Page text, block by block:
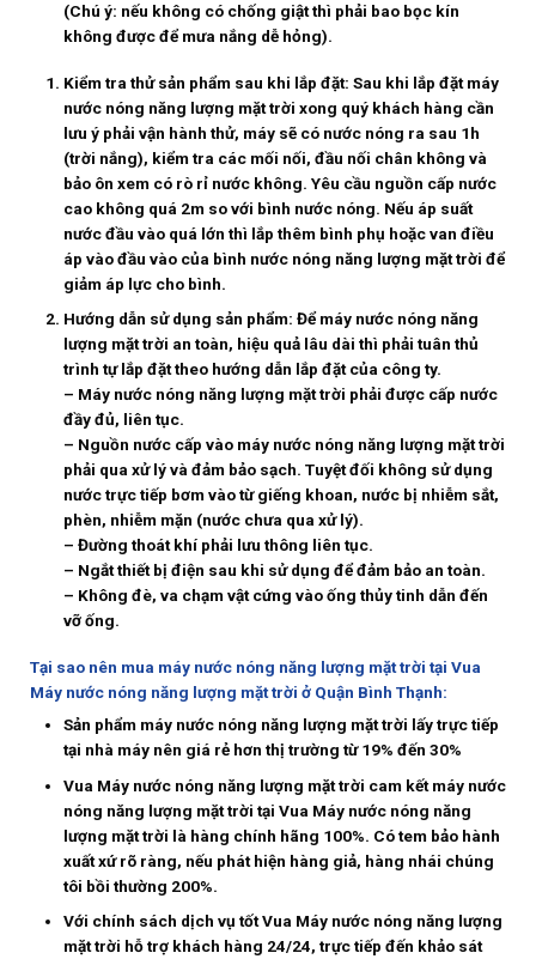
(Chú ý: nếu không có chống giật thì phải bao bọc kín
không được để mưa nắng dễ hỏng).
Kiểm tra thử sản phẩm sau khi lắp đặt: Sau khi lắp đặt máy
nước nóng năng lượng mặt trời xong quý khách hàng cần
lưu ý phải vận hành thử, máy sẽ có nước nóng ra sau 1h
(trời nắng), kiểm tra các mối nối, đầu nối chân không và
bảo ôn xem có rò rỉ nước không. Yêu cầu nguồn cấp nước
cao không quá 2m so với bình nước nóng. Nếu áp suất
nước đầu vào quá lớn thì lắp thêm bình phụ hoặc van điều
áp vào đầu vào của bình nước nóng năng lượng mặt trời để
giảm áp lực cho bình.
Hướng dẫn sử dụng sản phẩm: Để máy nước nóng năng
lượng mặt trời an toàn, hiệu quả lâu dài thì phải tuân thủ
trình tự lắp đặt theo hướng dẫn lắp đặt của công ty.
– Máy nước nóng năng lượng mặt trời phải được cấp nước
đầy đủ, liên tục.
– Nguồn nước cấp vào máy nước nóng năng lượng mặt trời
phải qua xử lý và đảm bảo sạch. Tuyệt đối không sử dụng
nước trực tiếp bơm vào từ giếng khoan, nước bị nhiễm sắt,
phèn, nhiễm mặn (nước chưa qua xử lý).
– Đường thoát khí phải lưu thông liên tục.
– Ngắt thiết bị điện sau khi sử dụng để đảm bảo an toàn.
– Không đè, va chạm vật cứng vào ống thủy tinh dẫn đến
vỡ ống.
Tại sao nên mua máy nước nóng năng lượng mặt trời tại Vua
Máy nước nóng năng lượng mặt trời ở Quận Bình Thạnh:
Sản phẩm máy nước nóng năng lượng mặt trời lấy trực tiếp
tại nhà máy nên giá rẻ hơn thị trường từ 19% đến 30%
Vua Máy nước nóng năng lượng mặt trời cam kết máy nước
nóng năng lượng mặt trời tại Vua Máy nước nóng năng
lượng mặt trời là hàng chính hãng 100%. Có tem bảo hành
xuất xứ rõ ràng, nếu phát hiện hàng giả, hàng nhái chúng
tôi bồi thường 200%.
Với chính sách dịch vụ tốt Vua Máy nước nóng năng lượng
mặt trời hỗ trợ khách hàng 24/24, trực tiếp đến khảo sát